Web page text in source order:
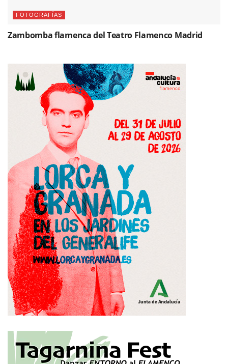
FOTOGRAFÍAS
Zambomba flamenca del Teatro Flamenco Madrid